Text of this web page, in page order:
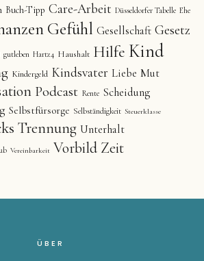
Buch-Tipp Care-Arbeit Düsseldorfer Tabelle Ehe
Gefühl Gesellschaft Gesetz
gutleben Hartz4 Haushalt Hilfe Kind
Kindergeld Kindsvater Liebe Mut
Podcast Rente Scheidung
Selbstfürsorge Selbständigkeit Steuerklasse
Trennung Unterhalt
Vereinbarkeit Vorbild Zeit
ÜBER